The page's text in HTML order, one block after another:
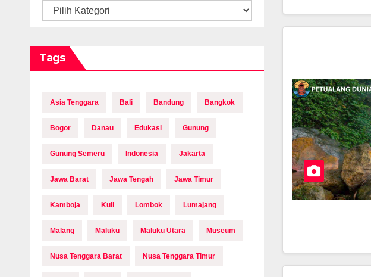
Tags
Asia Tenggara Bali Bandung Bangkok
Bogor Danau Edukasi Gunung
Gunung Semeru Indonesia Jakarta
Jawa Barat Jawa Tengah Jawa Timur
Kamboja Kuil Lombok Lumajang
Malang Maluku Maluku Utara Museum
Nusa Tenggara Barat Nusa Tenggara Timur